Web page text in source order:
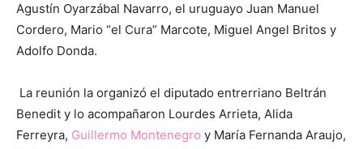
Agustín Oyarzábal Navarro, el uruguayo Juan Manuel
Cordero, Mario “el Cura” Marcote, Miguel Angel Britos y
Adolfo Donda.
La reunión la organizó el diputado entrerriano Beltrán
Benedit y lo acompañaron Lourdes Arrieta, Alida
Ferreyra, Guillermo Montenegro y María Fernanda Araujo,